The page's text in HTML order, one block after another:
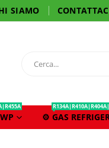
SIAMO
⚙️ GAS